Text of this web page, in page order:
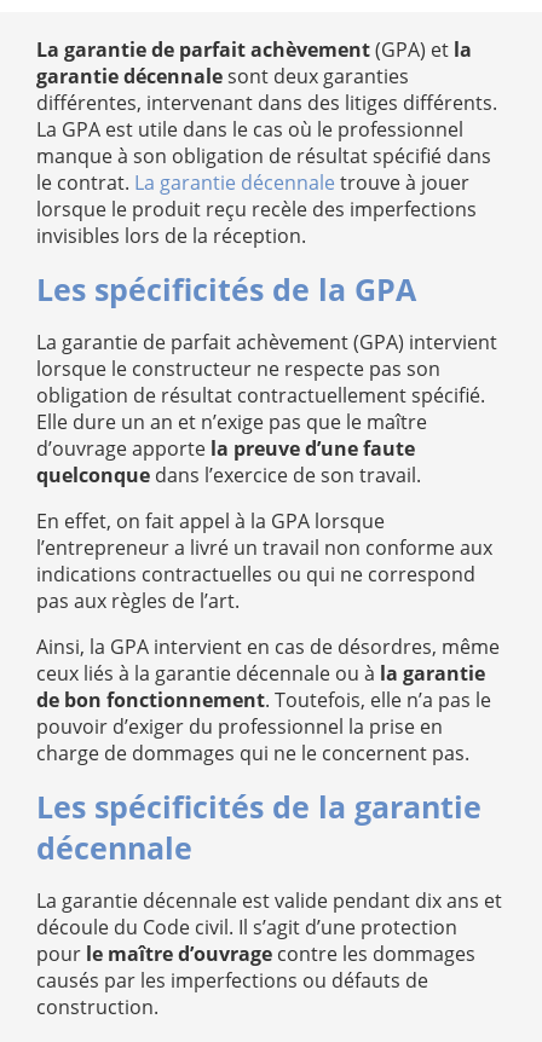
La garantie de parfait achèvement(GPA) et la
garantie décennalesont deux garanties
différentes, intervenant dans des litiges différents.
La GPA est utile dans le cas où le professionnel
manque à son obligation de résultat spécifié dans
le contrat. La garantie décennale trouve à jouer
lorsque le produit reçu recèle des imperfections
invisibles lors de la réception.
Les spécificités de la GPA
La garantie de parfait achèvement (GPA) intervient
lorsque le constructeur ne respecte pas son
obligation de résultat contractuellement spécifié.
Elle dure un an et n’exige pas que le maître
d’ouvrage apporte la preuve d’une faute
quelconque dans l’exercice de son travail.
En effet, on fait appel à la GPA lorsque
l’entrepreneur a livré un travail non conforme aux
indications contractuelles ou qui ne correspond
pas aux règles de l’art.
Ainsi, la GPA intervient en cas de désordres, même
ceux liés à la garantie décennale ou à la garantie
de bon fonctionnement. Toutefois, elle n’a pas le
pouvoir d’exiger du professionnel la prise en
charge de dommages qui ne le concernent pas.
Les spécificités de la garantie
décennale
La garantie décennale est valide pendant dix ans et
découle du Code civil. Il s’agit d’une protection
pour le maître d’ouvrage contre les dommages
causés par les imperfections ou défauts de
construction.